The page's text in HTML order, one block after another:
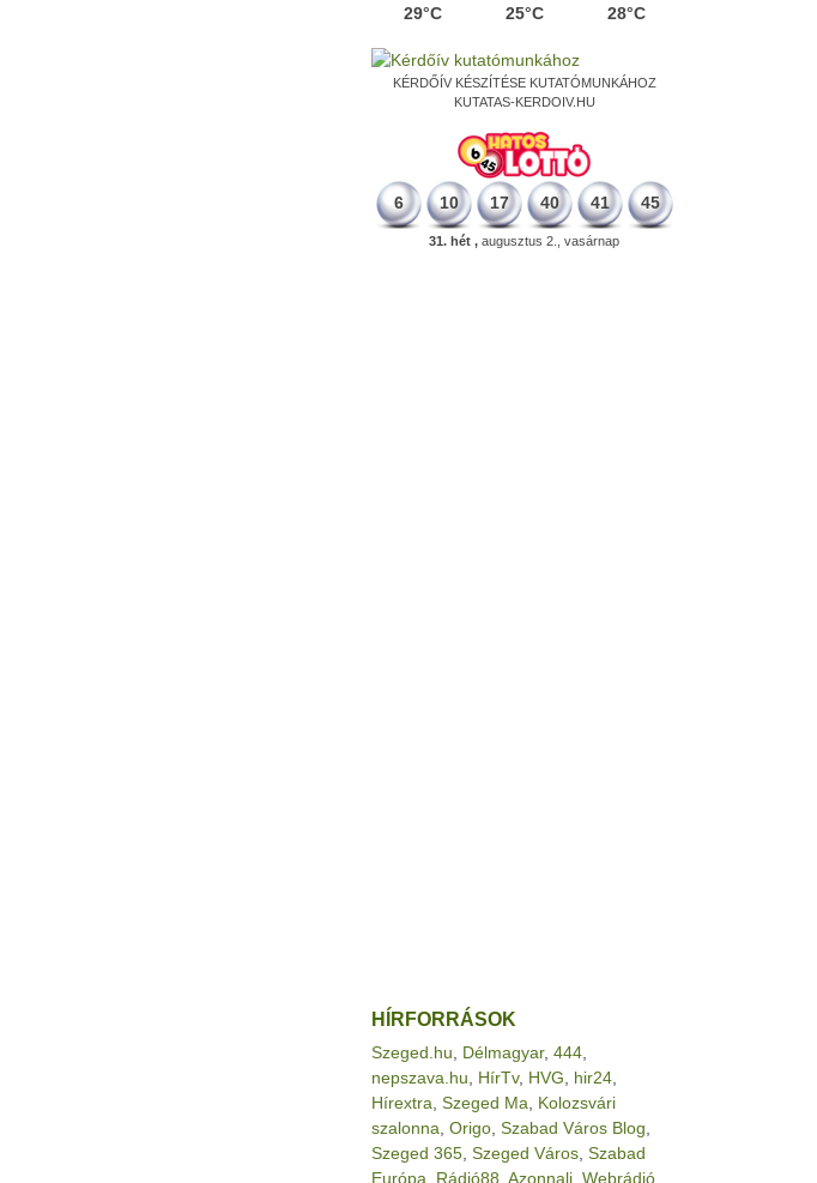
29°C 25°C 28°C
KÉRDŐÍV KÉSZÍTÉSE KUTATÓMUNKÁHOZ
KUTATAS-KERDOIV.HU
6 10 17 40 41 45
31. hét , augusztus 2., vasárnap
HÍRFORRÁSOK
Szeged.hu Délmagyar, 444
nepszava.hu
HírTv, HVG hir24
Hírextra Szeged Ma
Kolozsvári
szalonna Origo Szabad Város Blog
Szeged 365 Szeged Város Szabad
Európa
Rádió88 Azonnali Webrádió